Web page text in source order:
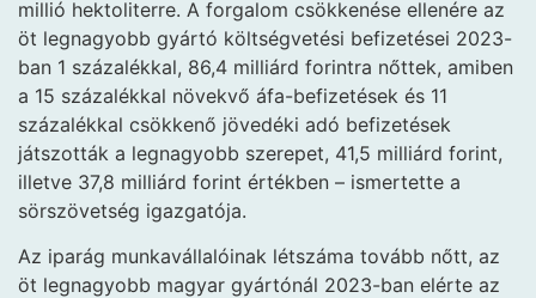
millió hektoliterre. A forgalom csökkenése ellenére az
öt legnagyobb gyártó költségvetési befizetései 2023-
ban 1 százalékkal, 86,4 milliárd forintra nőttek, amiben
a 15 százalékkal növekvő áfa-befizetések és 11
százalékkal csökkenő jövedéki adó befizetések
játszották a legnagyobb szerepet, 41,5 milliárd forint,
illetve 37,8 milliárd forint értékben – ismertette a
sörszövetség igazgatója.
Az iparág munkavállalóinak létszáma tovább nőtt, az
öt legnagyobb magyar gyártónál 2023-ban elérte az